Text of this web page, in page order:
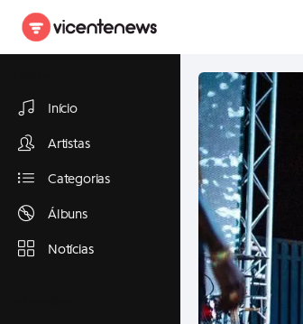
Início
Artistas
Categorias
Álbuns
Notícias